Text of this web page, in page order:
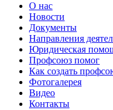
О нас
Новости
Документы
Направления
Юридическая
Профсоюз помог
Как создать
Фотогалерея
Видео
Контакты